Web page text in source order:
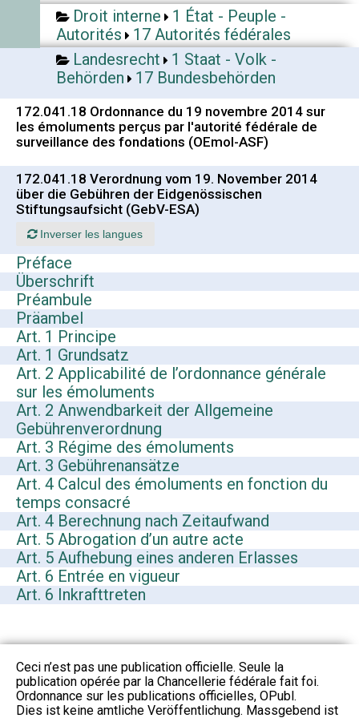
Droit interne
1 État - Peuple -
Autorités
17 Autorités fédérales
Landesrecht
1 Staat - Volk -
Behörden
17 Bundesbehörden
172.041.18 Ordonnance du 19 novembre 2014 sur
les émoluments perçus par l'autorité fédérale de
surveillance des fondations (OEmol-ASF)
172.041.18 Verordnung vom 19. November 2014
über die Gebühren der Eidgenössischen
Stiftungsaufsicht (GebV-ESA)
Inverser les langues
Préface
Überschrift
Préambule
Präambel
Art. 1 Principe
Art. 1 Grundsatz
Art. 2 Applicabilité de l’ordonnance générale
sur les émoluments
Art. 2 Anwendbarkeit der Allgemeine
Gebührenverordnung
Art. 3 Régime des émoluments
Art. 3 Gebührenansätze
Art. 4 Calcul des émoluments en fonction du
temps consacré
Art. 4 Berechnung nach Zeitaufwand
Art. 5 Abrogation d’un autre acte
Art. 5 Aufhebung eines anderen Erlasses
Art. 6 Entrée en vigueur
Art. 6 Inkrafttreten
Ceci n’est pas une publication officielle. Seule la
publication opérée par la Chancellerie fédérale fait foi.
Ordonnance sur les publications officielles, OPubl.
Dies ist keine amtliche Veröffentlichung. Massgebend ist